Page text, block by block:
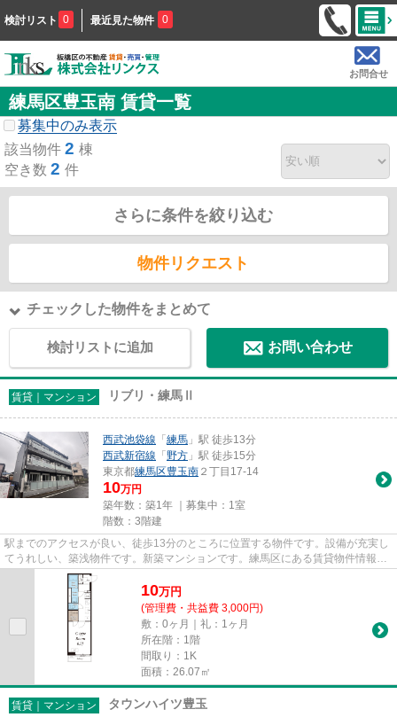
検討リスト 0 最近見た物件 0
お問合せ
練馬区豊玉南 賃貸一覧
募集中のみ表示
該当物件 2 棟
空き数 2 件
さらに条件を絞り込む
物件リクエスト
チェックした物件をまとめて
検討リストに追加 お問い合わせ
賃貸｜マンション リブリ・練馬Ⅱ
西武池袋線 「 練馬 」駅 徒歩13分
西武新宿線 「 野方 」駅 徒歩15分
東京都練馬区豊玉南 ２丁目17-14
10万円
築年数：築1年 ｜募集中： 1室
階数：3階建
駅までのアクセスが良い、徒歩13分のところに位置する物件です。設備が充実し
てうれしい、築浅物件です。新築マンションです。練馬区にある賃貸物件情報の
ことなら、お気軽に当社にお...
10万円
(管理費・共益費 3,000円)
敷：0ヶ月｜礼：1ヶ月
所在階：1階
間取り：1K
面積：26.07㎡
賃貸｜マンション タウンハイツ豊玉